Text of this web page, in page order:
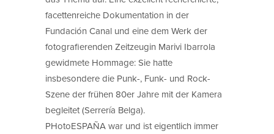
facettenreiche Dokumentation in der
Fundación Canal und eine dem Werk der
fotografierenden Zeitzeugin Marivi Ibarrola
gewidmete Hommage: Sie hatte
insbesondere die Punk-, Funk- und Rock-
Szene der frühen 80er Jahre mit der Kamera
begleitet (Serrería Belga).
PHotoESPAÑA war und ist eigentlich immer